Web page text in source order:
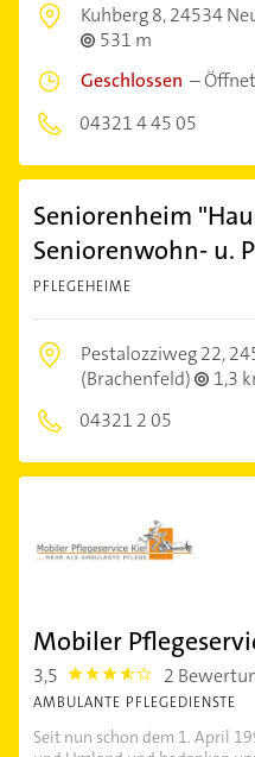
Kuhberg 8,24534
531 m
Geschlossen –
04321 4 45 05
Seniorenheim
Seniorenwohn- u.
PFLEGEHEIME
Pestalozziweg 22,
(Brachenfeld)
1,3
04321 2 05
Mobiler
3,5 3.5 2
AMBULANTE PFLEGEDIENSTE
Seit nun schon dem 1. April